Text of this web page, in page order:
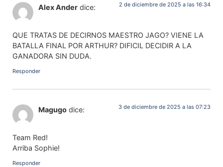
Alex Ander dice: 2 de diciembre de 2025 a las 16:34
QUE TRATAS DE DECIRNOS MAESTRO JAGO? VIENE LA
BATALLA FINAL POR ARTHUR? DIFICIL DECIDIR A LA
GANADORA SIN DUDA.
Responder
Magugo dice: 3 de diciembre de 2025 a las 07:23
Team Red!
Arriba Sophie!
Responder